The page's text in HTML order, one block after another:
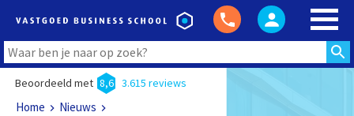
Beoordeeld met 8,6 3.615 reviews
Home
Nieuws